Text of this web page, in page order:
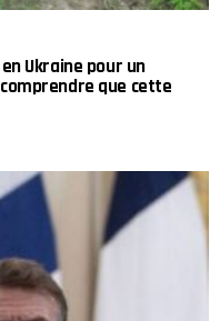
Ukraine pour un
que cette